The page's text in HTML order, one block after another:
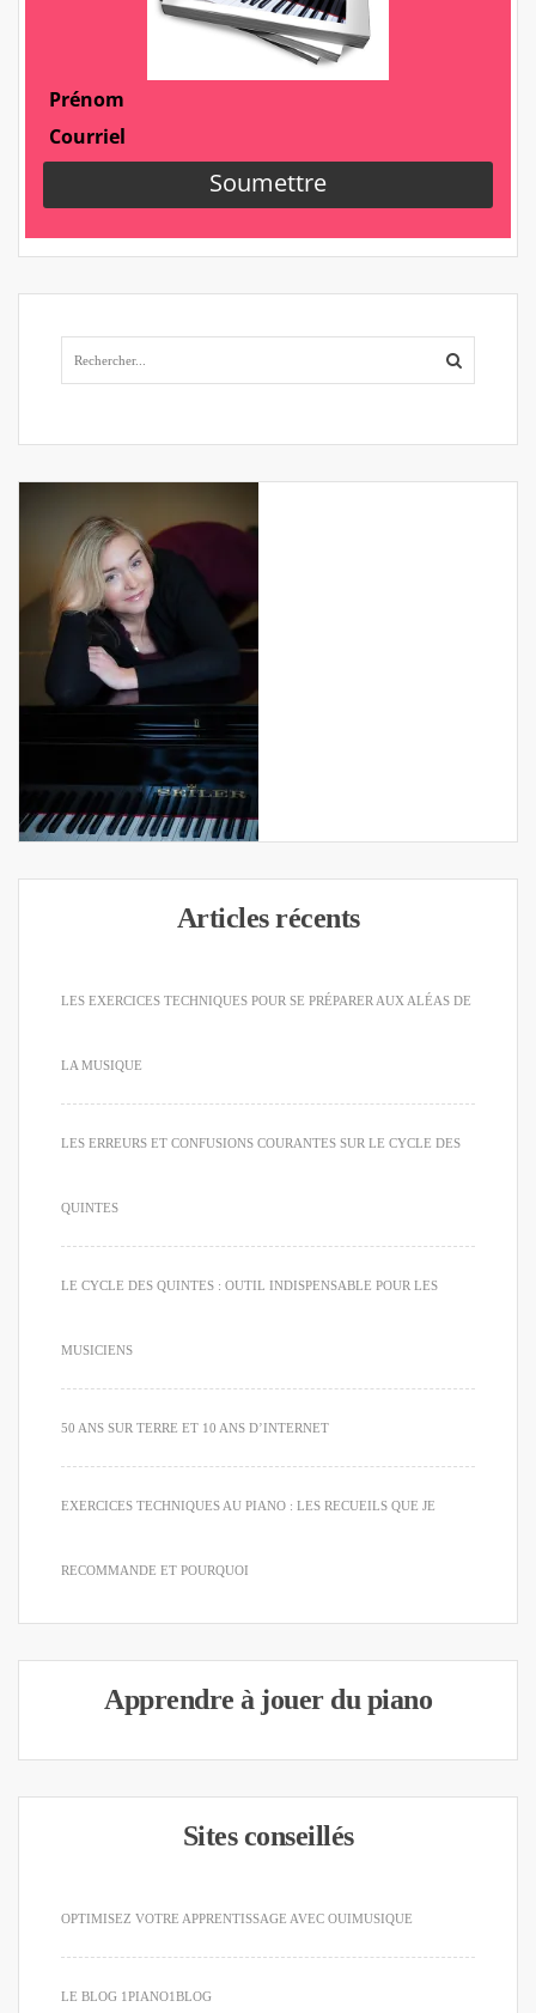
Articles récents
LES EXERCICES TECHNIQUES POUR SE PRÉPARER AUX ALÉAS DE
LA MUSIQUE
LES ERREURS ET CONFUSIONS COURANTES SUR LE CYCLE DES
QUINTES
LE CYCLE DES QUINTES : OUTIL INDISPENSABLE POUR LES
MUSICIENS
50 ANS SUR TERRE ET 10 ANS D’INTERNET
EXERCICES TECHNIQUES AU PIANO : LES RECUEILS QUE JE
RECOMMANDE ET POURQUOI
Apprendre à jouer du piano
Sites conseillés
OPTIMISEZ VOTRE APPRENTISSAGE AVEC OUIMUSIQUE
LE BLOG 1PIANO1BLOG